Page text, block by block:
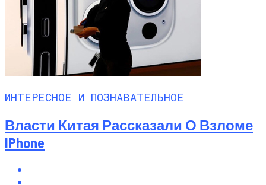
ИНТЕРЕСНОЕ И ПОЗНАВАТЕЛЬНОЕ
Власти Китая Рассказали О Взломе
IPhone